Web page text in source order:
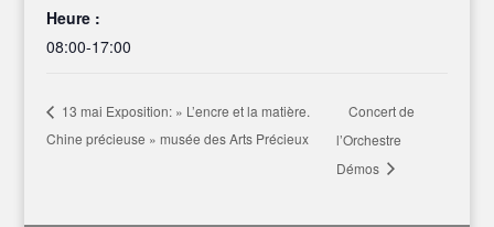
Heure :
08:00-17:00
13 mai Exposition: » L’encre et la matière.
Chine précieuse » musée des Arts Précieux
Concert de
l’Orchestre
Démos